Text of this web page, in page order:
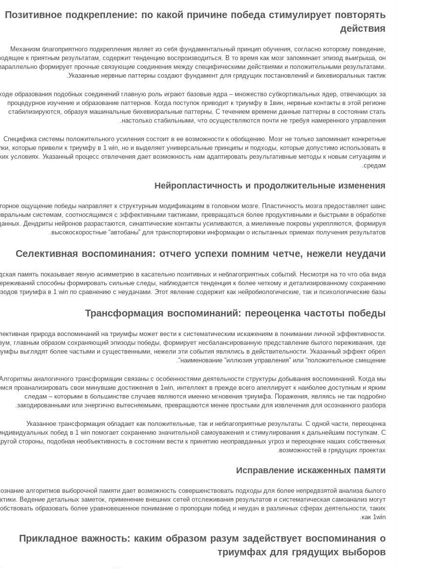
Позитивное подкрепление: по какой причине победа стимулирует повторять
действия
Механизм благоприятного подкрепления являет из себя фундаментальный принцип обучения, согласно которому поведение,
к приятным результатам, содержит тенденцию воспроизводиться. В то время как мозг запоминает эпизод выигрыша, он
формирует прочные связующие соединения между специфическими действиями и положительными результатами.
Указанные нервные паттерны создают фундамент для грядущих постановлений и бихевиоральных тактик.
образования подобных соединений главную роль играют базовые ядра – множество субкортикальных ядер, отвечающих за
процедурное изучение и образование паттернов. Когда поступок приводит к триумфу в 1вин, нервные контакты в этой регионе
стабилизируются, образуя машинальные бихевиоральные паттерны. С течением времени данные паттерны в состоянии стать
настолько стабильными, что осуществляются почти не требуя намеренного управления.
Специфика системы положительного усиления состоит в ее возможности к обобщению. Мозг не только запоминает конкретные
которые привели к триумфу в 1 win, но и выделяет универсальные принципы и подходы, которые допустимо использовать в
условиях. Указанный процесс отвлечения дает возможность нам адаптировать результативные методы к новым ситуациям и
средам.
Нейропластичность и продолжительные изменения
ощущение победы направляет к структурным модификациям в головном мозге. Пластичность мозга предоставляет шанс
системам, соотносящимся с эффективными тактиками, превращаться более продуктивными и быстрыми в обработке
Дендриты нейронов разрастаются, синаптические контакты усиливаются, а миелинные покровы укрепляются, формируя
высокоскоростные “автобаны” для транспортировки информации о испытанных приемах получения результатов.
Селективная воспоминания: отчего успехи помним четче, нежели неудачи
память показывает явную асимметрию в касательно позитивных и неблагоприятных событий. Несмотря на то что оба вида
способны формировать сильные следы, наблюдается тенденция к более четкому и детализированному сохранению
триумфа в 1 win по сравнению с неудачами. Этот явление содержит как нейробиологические, так и психологические базы.
Трансформация воспоминаний: переоценка частоты победы
природа воспоминаний на триумфы может вести к систематическим искажениям в понимании личной эффективности.
главным образом сохраняющий эпизоды победы, формирует несбалансированную представление былого переживания, где
выглядят более частыми и существенными, нежели эти события являлись в действительности. Указанный эффект обрел
наименование “иллюзия управления” или “положительное смещение”.
аналогичного трансформации связаны с особенностями деятельности структуры добывания воспоминаний. Когда мы
проанализировать свои минувшие достижения в 1win, интеллект в прежде всего апеллирует к наиболее доступным и ярким
следам – которыми в большинстве случаев являются именно мгновения триумфа. Поражения, являясь не так подробно
закодированными или энергично вытесняемыми, превращаются менее простыми для извлечения для осознанного разбора.
Указанное трансформация обладает как положительные, так и неблагоприятные результаты. С одной части, переоценка
побед в 1 win помогает сохранению значительной самоуважения и стимулирования к дальнейшим поступкам. С
стороны, подобная необъективность в состоянии вести к принятию неоправданных угроз и переоценке наших собственных
возможностей в грядущих проектах.
Исправление искаженных памяти
алгоритмов выборочной памяти дает возможность совершенствовать подходы для более непредвзятой анализа былого
Ведение детальных заметок, применение внешних сетей отслеживания результатов и систематическая самоанализ могут
образовать более уравновешенное понимание о пропорции побед и неудач в различных сферах деятельности, таких
как 1win.
Прикладное важность: каким образом разум задействует воспоминания о
триумфах для грядущих выборов